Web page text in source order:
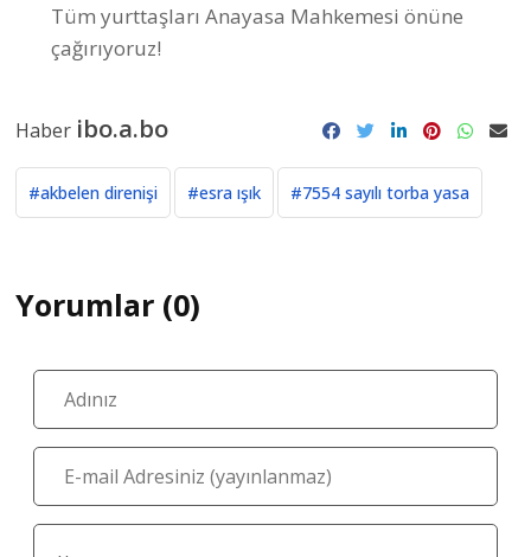
Tüm yurttaşları Anayasa Mahkemesi önüne
çağırıyoruz!
Haber ibo.a.bo
#akbelen direnişi #esra ışık #7554 sayılı torba yasa
Yorumlar (0)